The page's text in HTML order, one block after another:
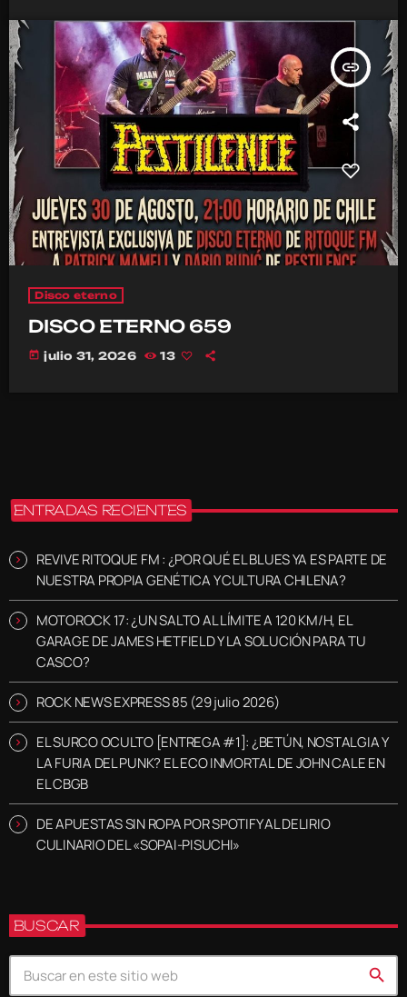
insert_link
Disco eterno
DISCO ETERNO 659
today julio 31, 2026 13
ENTRADAS RECIENTES
REVIVE RITOQUE FM : ¿POR QUÉ EL BLUES YA ES PARTE DE
NUESTRA PROPIA GENÉTICA Y CULTURA CHILENA?
MOTOROCK 17: ¿UN SALTO AL LÍMITE A 120 KM/H, EL
GARAGE DE JAMES HETFIELD Y LA SOLUCIÓN PARA TU
CASCO?
ROCK NEWS EXPRESS 85 (29 julio 2026)
EL SURCO OCULTO [ENTREGA #1]: ¿BETÚN, NOSTALGIA Y
LA FURIA DEL PUNK? EL ECO INMORTAL DE JOHN CALE EN
EL CBGB
DE APUESTAS SIN ROPA POR SPOTIFY AL DELIRIO
CULINARIO DEL «SOPAI-PISUCHI»
BUSCAR
search